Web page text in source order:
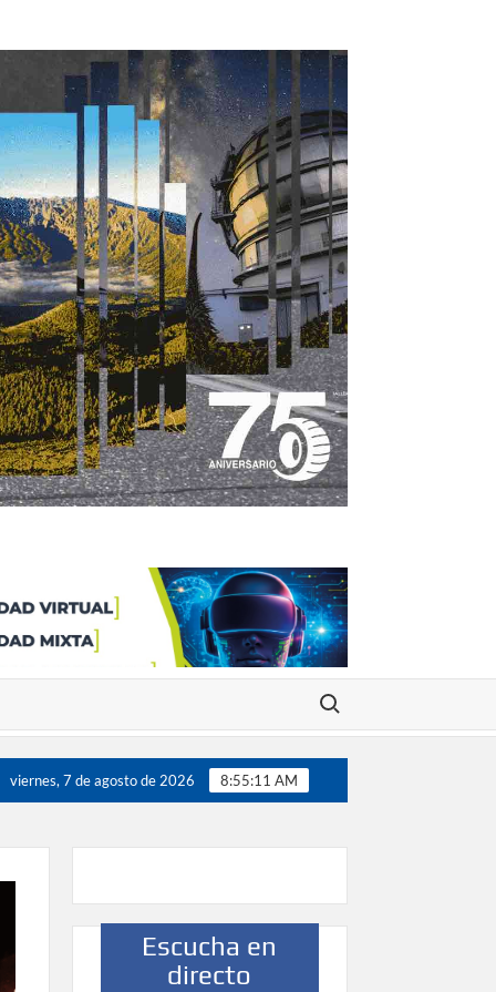
Buscar:
Víctor González destaca el papel del deporte
viernes, 7 de agosto de 2026 8:55:12 AM
Escucha en
directo